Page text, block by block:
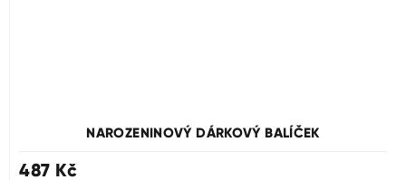
NAROZENINOVÝ DÁRKOVÝ BALÍČEK
487 Kč